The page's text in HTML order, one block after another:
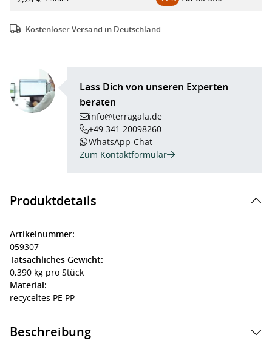
Kostenloser Versand in Deutschland
Lass Dich von unseren Experten
beraten
info@terragala.de
+49 341 20098260
WhatsApp-Chat
Zum Kontaktformular
Produktdetails
Artikelnummer:
059307
Tatsächliches Gewicht:
0,390 kg pro Stück
Material:
recyceltes PE PP
Beschreibung